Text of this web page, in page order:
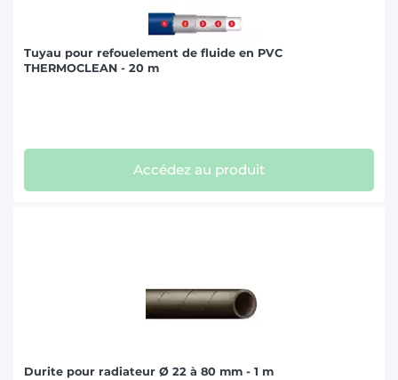
Tuyau pour refouelement de fluide en PVC
THERMOCLEAN - 20 m
Accédez au produit
Durite pour radiateur Ø 22 à 80 mm - 1 m